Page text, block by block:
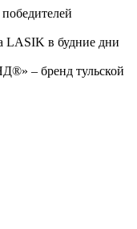
LASIK в будние дни
– бренд тульской